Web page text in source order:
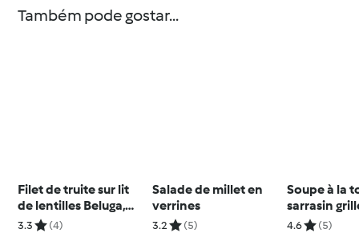
Também pode gostar...
Filet de truite sur lit
de lentilles Beluga,
fenouil et vinaigrette
3.3 (4)
Salade de millet en
verrines
3.2 (5)
Soupe à la
sarrasin
gruyère
4.6 (5)